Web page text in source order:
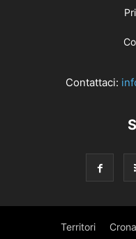
Contattaci:
Territori